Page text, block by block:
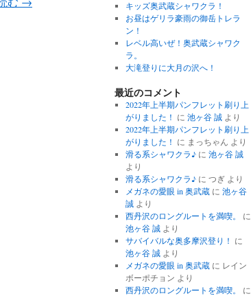
キッズ奥武蔵シャワクラ！
お昼はゲリラ豪雨の御岳トレラ
ン！
レベル高いぜ！奥武蔵シャワク
ラ。
大滝登りに大月の沢へ！
最近のコメント
2022年上半期パンフレット刷り上
がりました！ に 池ヶ谷 誠より
2022年上半期パンフレット刷り上
がりました！ に まっちゃん より
滑る系シャワクラ♪に 池ヶ谷 誠
より
滑る系シャワクラ♪に つぎより
メガネの愛眼 in 奥武蔵に 池ヶ谷
誠より
西丹沢のロングルートを満喫。
に
池ヶ谷 誠より
サバイバルな奥多摩沢登り！ に
池ヶ谷 誠より
メガネの愛眼 in 奥武蔵に レイン
ボーポチョン より
西丹沢のロングルートを満喫。
に